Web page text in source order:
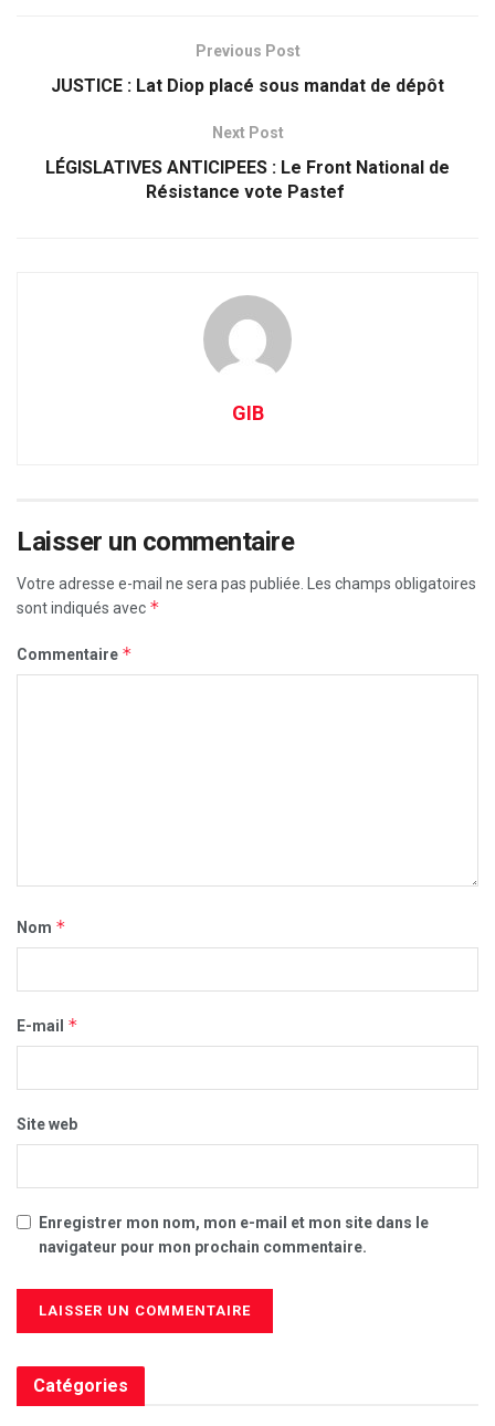
Previous Post
JUSTICE : Lat Diop placé sous mandat de dépôt
Next Post
LÉGISLATIVES ANTICIPEES : Le Front National de
Résistance vote Pastef
GIB
Laisser un commentaire
Votre adresse e-mail ne sera pas publiée. Les champs obligatoires
sont indiqués avec *
Commentaire *
Nom *
E-mail *
Site web
Enregistrer mon nom, mon e-mail et mon site dans le
navigateur pour mon prochain commentaire.
Catégories